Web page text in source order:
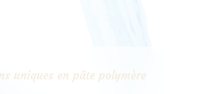
uniques en pâte polymère